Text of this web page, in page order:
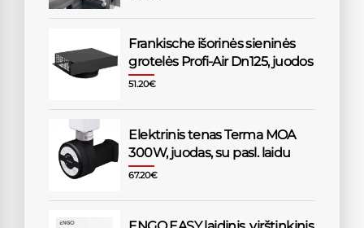
Frankische išorinės sieninės
grotelės Profi-Air Dn125, juodos
51.20€
Elektrinis tenas Terma MOA
300W, juodas, su pasl. laidu
67.20€